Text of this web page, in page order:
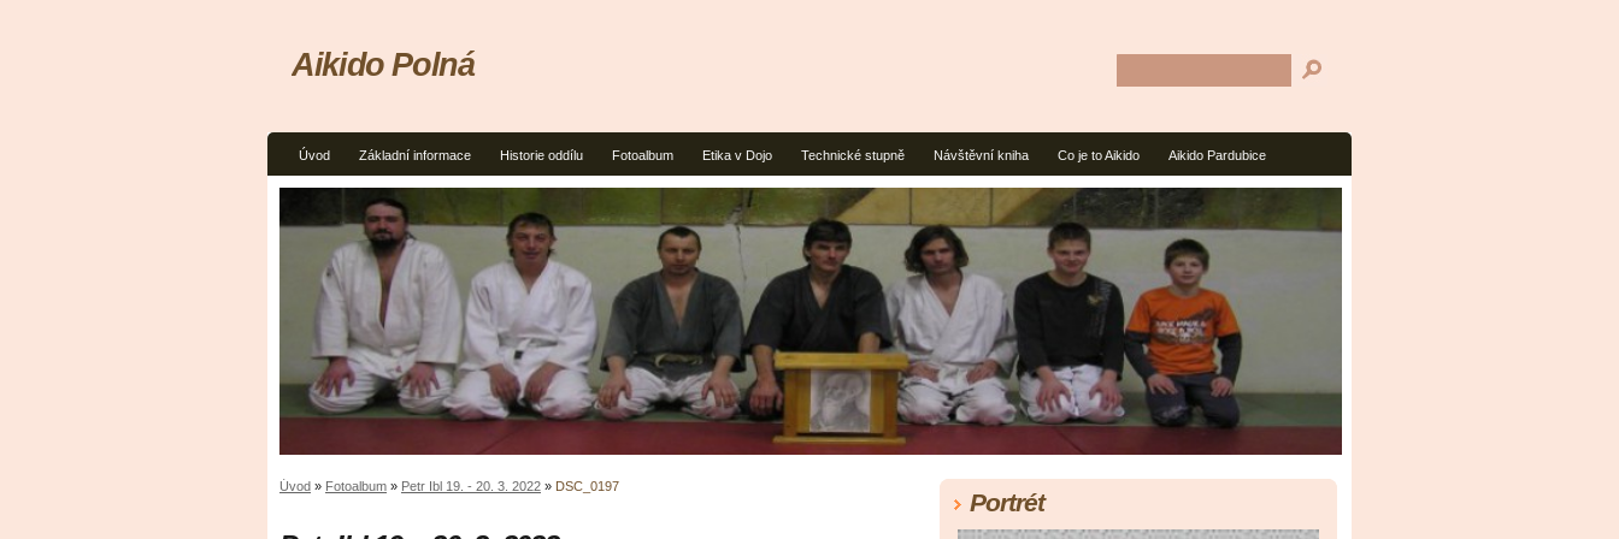
Úvod Základní informace Historie oddílu Fotoalbum Etika v Dojo Technické stupně Návštěvní kniha Co je to Aikido Aikido Pardubice
Aikido Polná
Úvod » Fotoalbum » Petr Ibl 19. - 20. 3. 2022 » DSC_0197
Portrét